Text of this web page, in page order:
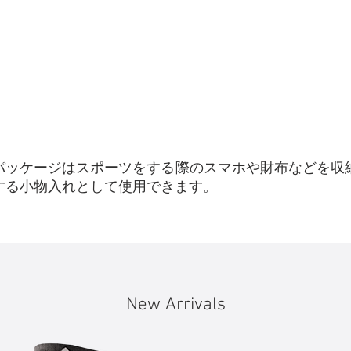
ッケージはスポーツをする際のスマホや財布などを収
る小物入れとして使用できます。
New Arrivals